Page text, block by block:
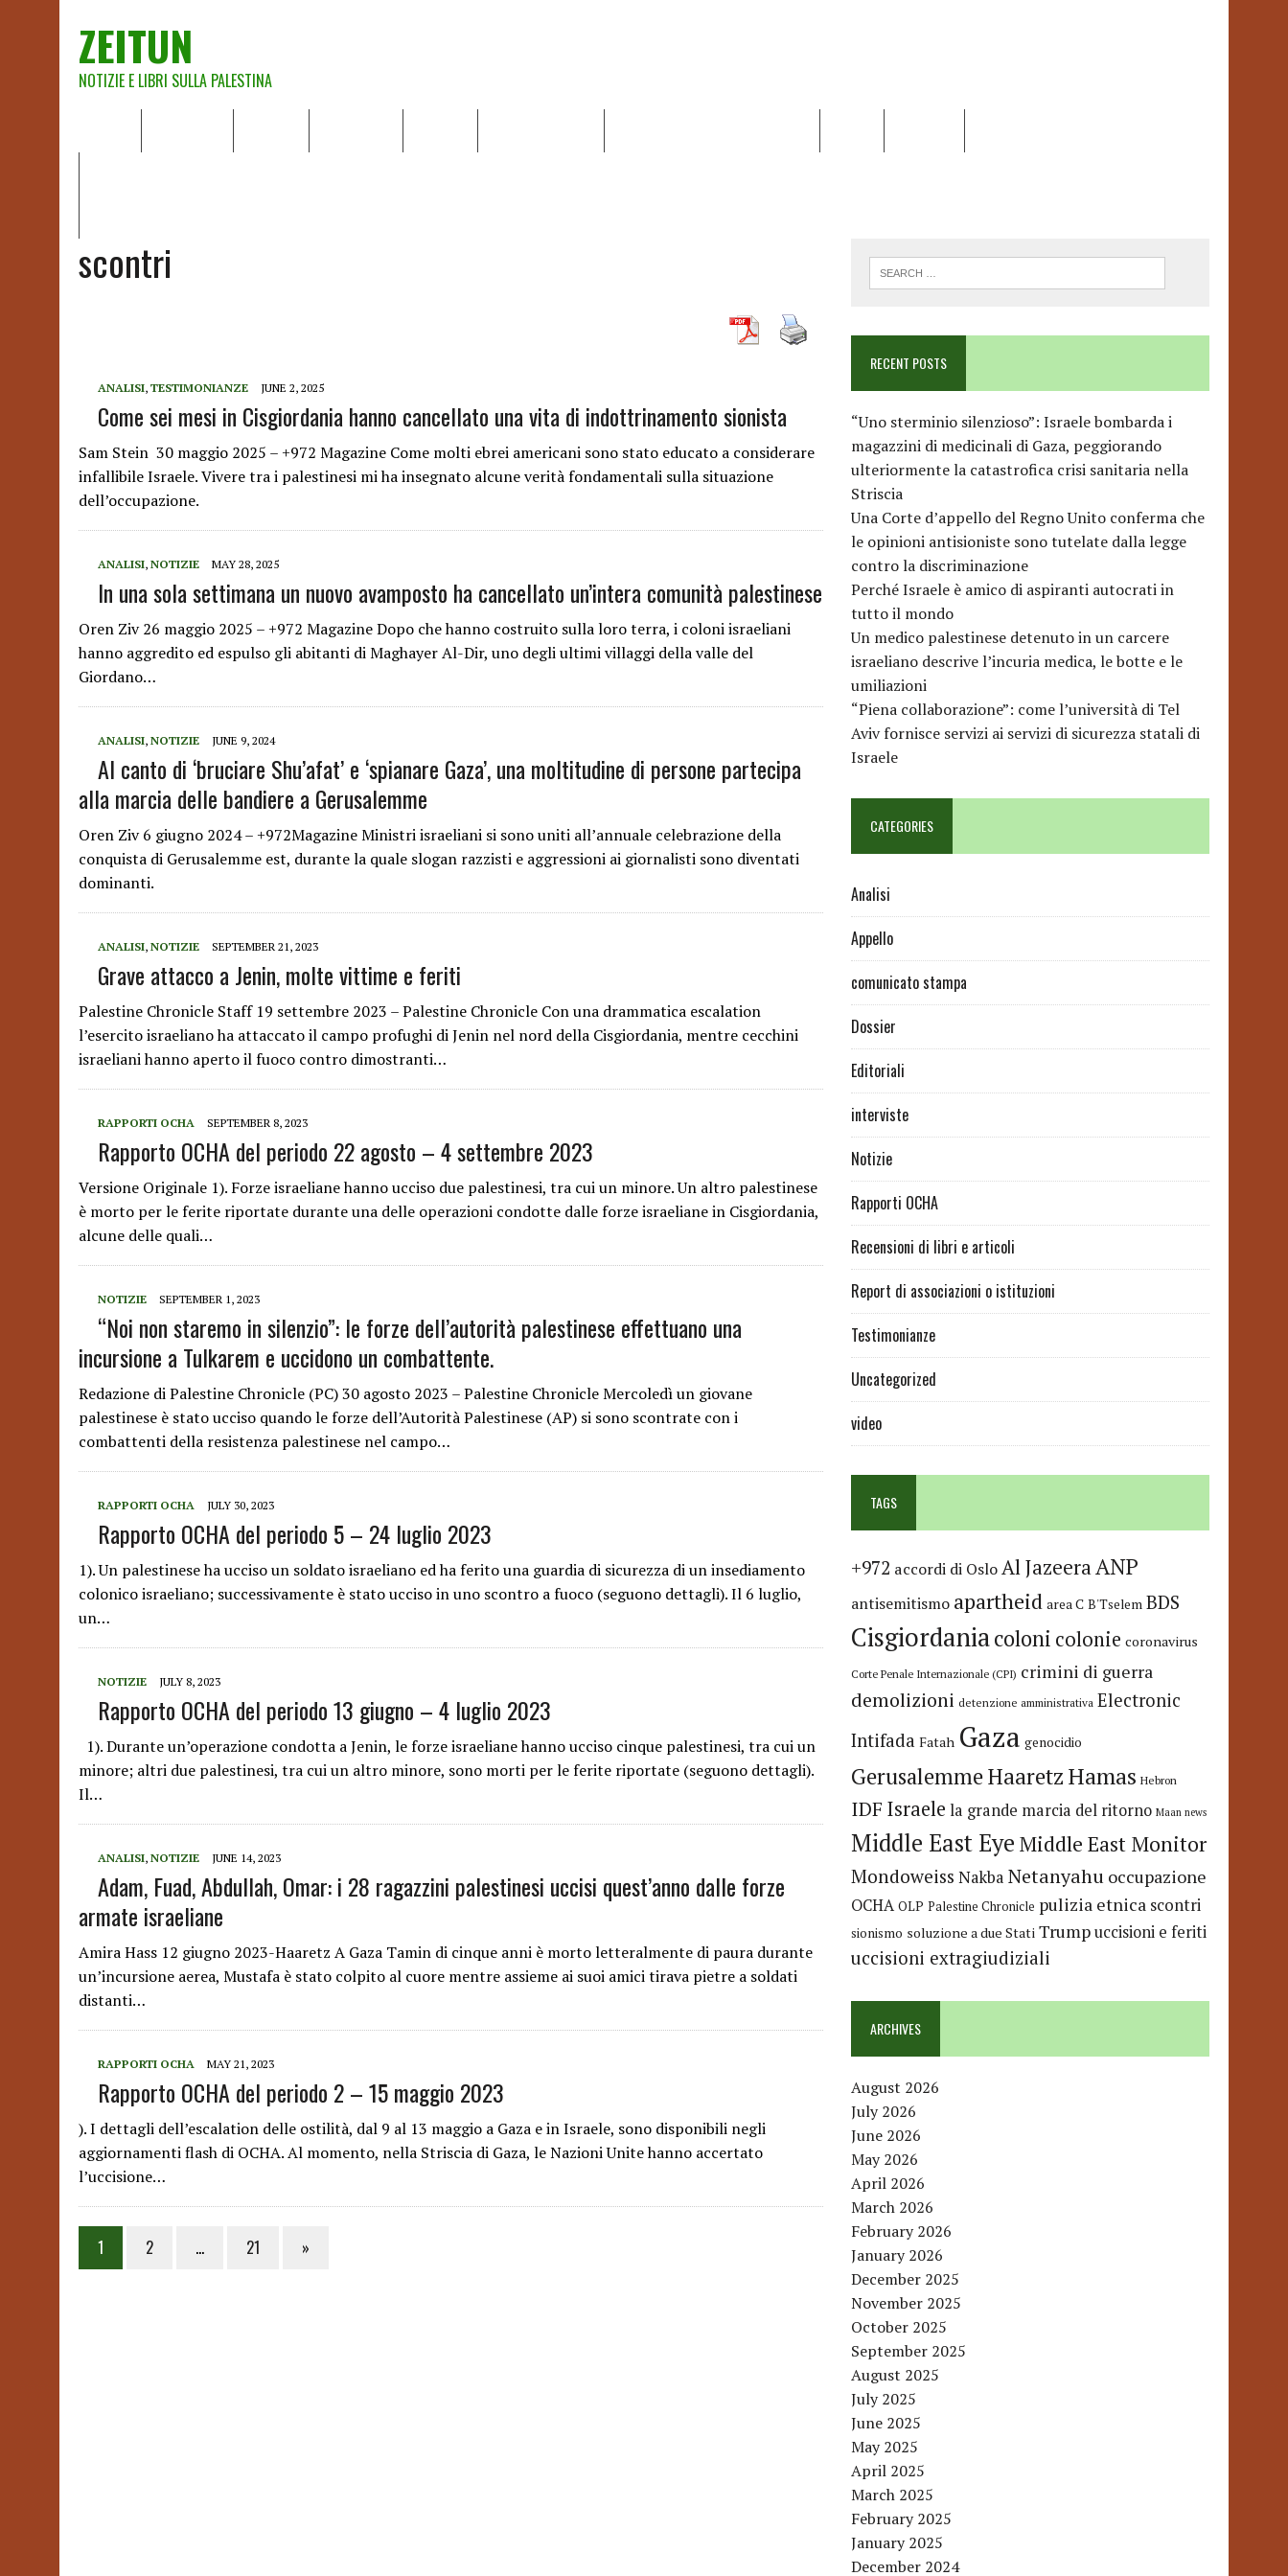
ZEITUN
NOTIZIE E LIBRI SULLA PALESTINA
scontri
ANALISI, TESTIMONIANZE JUNE 2, 2025
Come sei mesi in Cisgiordania hanno cancellato una vita di indottrinamento sionista
Sam Stein 30 maggio 2025 – +972 Magazine Come molti ebrei americani sono stato educato a considerare
infallibile Israele. Vivere tra i palestinesi mi ha insegnato alcune verità fondamentali sulla situazione
dell’occupazione.
ANALISI, NOTIZIE MAY 28, 2025
In una sola settimana un nuovo avamposto ha cancellato un’intera comunità palestinese
Oren Ziv 26 maggio 2025 – +972 Magazine Dopo che hanno costruito sulla loro terra, i coloni israeliani
hanno aggredito ed espulso gli abitanti di Maghayer Al-Dir, uno degli ultimi villaggi della valle del
Giordano…
ANALISI, NOTIZIE JUNE 9, 2024
Al canto di ‘bruciare Shu’afat’ e ‘spianare Gaza’, una moltitudine di persone partecipa
alla marcia delle bandiere a Gerusalemme
Oren Ziv 6 giugno 2024 – +972Magazine Ministri israeliani si sono uniti all’annuale celebrazione della
conquista di Gerusalemme est, durante la quale slogan razzisti e aggressioni ai giornalisti sono diventati
dominanti.
ANALISI, NOTIZIE SEPTEMBER 21, 2023
Grave attacco a Jenin, molte vittime e feriti
Palestine Chronicle Staff 19 settembre 2023 – Palestine Chronicle Con una drammatica escalation
l’esercito israeliano ha attaccato il campo profughi di Jenin nel nord della Cisgiordania, mentre cecchini
israeliani hanno aperto il fuoco contro dimostranti…
RAPPORTI OCHA SEPTEMBER 8, 2023
Rapporto OCHA del periodo 22 agosto – 4 settembre 2023
Versione Originale 1). Forze israeliane hanno ucciso due palestinesi, tra cui un minore. Un altro palestinese
è morto per le ferite riportate durante una delle operazioni condotte dalle forze israeliane in Cisgiordania,
alcune delle quali…
NOTIZIE SEPTEMBER 1, 2023
“Noi non staremo in silenzio”: le forze dell’autorità palestinese effettuano una
incursione a Tulkarem e uccidono un combattente.
Redazione di Palestine Chronicle (PC) 30 agosto 2023 – Palestine Chronicle Mercoledì un giovane
palestinese è stato ucciso quando le forze dell’Autorità Palestinese (AP) si sono scontrate con i
combattenti della resistenza palestinese nel campo…
RAPPORTI OCHA JULY 30, 2023
Rapporto OCHA del periodo 5 – 24 luglio 2023
1). Un palestinese ha ucciso un soldato israeliano ed ha ferito una guardia di sicurezza di un insediamento
colonico israeliano; successivamente è stato ucciso in uno scontro a fuoco (seguono dettagli). Il 6 luglio,
un…
NOTIZIE JULY 8, 2023
Rapporto OCHA del periodo 13 giugno – 4 luglio 2023
1). Durante un’operazione condotta a Jenin, le forze israeliane hanno ucciso cinque palestinesi, tra cui un
minore; altri due palestinesi, tra cui un altro minore, sono morti per le ferite riportate (seguono dettagli).
Il…
ANALISI, NOTIZIE JUNE 14, 2023
Adam, Fuad, Abdullah, Omar: i 28 ragazzini palestinesi uccisi quest’anno dalle forze
armate israeliane
Amira Hass 12 giugno 2023-Haaretz A Gaza Tamin di cinque anni è morto letteralmente di paura durante
un’incursione aerea, Mustafa è stato colpito al cuore mentre assieme ai suoi amici tirava pietre a soldati
distanti…
RAPPORTI OCHA MAY 21, 2023
Rapporto OCHA del periodo 2 – 15 maggio 2023
). I dettagli dell’escalation delle ostilità, dal 9 al 13 maggio a Gaza e in Israele, sono disponibili negli
aggiornamenti flash di OCHA. Al momento, nella Striscia di Gaza, le Nazioni Unite hanno accertato
l’uccisione…
Posts
pagination
1 2 … 21 »
RECENT POSTS
“Uno sterminio silenzioso”: Israele bombarda i
magazzini di medicinali di Gaza, peggiorando
ulteriormente la catastrofica crisi sanitaria nella
Striscia
Una Corte d’appello del Regno Unito conferma che
le opinioni antisioniste sono tutelate dalla legge
contro la discriminazione
Perché Israele è amico di aspiranti autocrati in
tutto il mondo
Un medico palestinese detenuto in un carcere
israeliano descrive l’incuria medica, le botte e le
umiliazioni
“Piena collaborazione”: come l’università di Tel
Aviv fornisce servizi ai servizi di sicurezza statali di
Israele
CATEGORIES
Analisi
Appello
comunicato stampa
Dossier
Editoriali
interviste
Notizie
Rapporti OCHA
Recensioni di libri e articoli
Report di associazioni o istituzioni
Testimonianze
Uncategorized
video
TAGS
+972 accordi di OsloAl JazeeraANP
antisemitismo apartheid area C B'Tselem BDS
Cisgiordaniacoloni colonie coronavirus
Corte Penale Internazionale (CPI) crimini di guerra
demolizioni detenzione amministrativa Electronic
Intifada Fatah Gaza genocidio
GerusalemmeHaaretzHamas Hebron
IDF Israele la grande marcia del ritorno Maan news
Middle East Eye Middle East Monitor
Mondoweiss Nakba Netanyahu occupazione
OCHA OLP Palestine Chronicle pulizia etnica scontri
sionismo soluzione a due Stati Trumpuccisioni e feriti
uccisioni extragiudiziali
ARCHIVES
August 2026
July 2026
June 2026
May 2026
April 2026
March 2026
February 2026
January 2026
December 2025
November 2025
October 2025
September 2025
August 2025
July 2025
June 2025
May 2025
April 2025
March 2025
February 2025
January 2025
December 2024